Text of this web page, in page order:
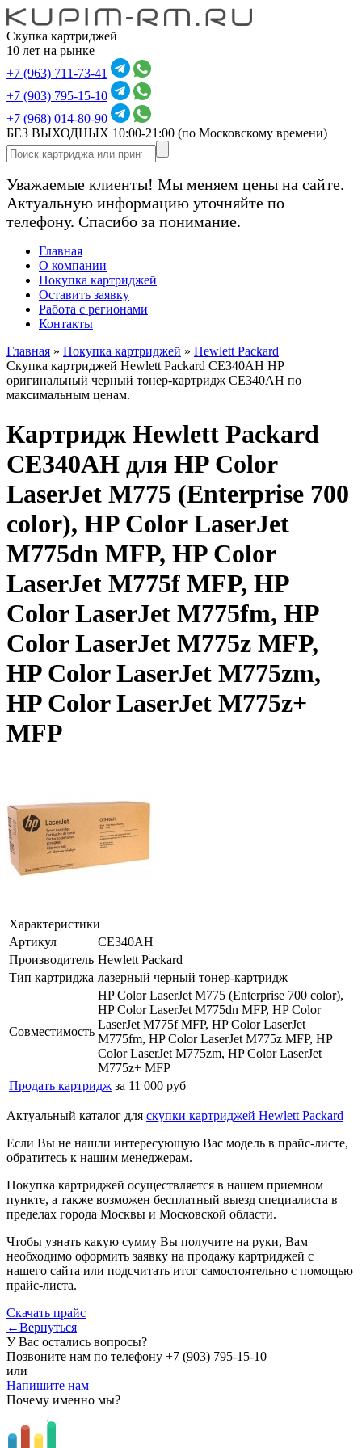
Скупка картриджей
10 лет на рынке
+7 (963) 711-73-41
+7 (903) 795-15-10
+7 (968) 014-80-90
БЕЗ ВЫХОДНЫХ 10:00-21:00 (по Московскому времени)
Уважаемые клиенты! Мы меняем цены на сайте.
Актуальную информацию уточняйте по
телефону. Спасибо за понимание.
Главная
О компании
Покупка картриджей
Оставить заявку
Работа с регионами
Контакты
Главная » Покупка картриджей » Hewlett Packard
Скупка картриджей Hewlett Packard CE340AH HP
оригинальный черный тонер-картридж CE340AH по
максимальным ценам.
Картридж Hewlett Packard
CE340AH для HP Color
LaserJet M775 (Enterprise 700
color), HP Color LaserJet
M775dn MFP, HP Color
LaserJet M775f MFP, HP
Color LaserJet M775fm, HP
Color LaserJet M775z MFP,
HP Color LaserJet M775zm,
HP Color LaserJet M775z+
MFP
Характеристики
Артикул
CE340AH
Производитель Hewlett Packard
Тип картриджа лазерный черный тонер-картридж
Совместимость
HP Color LaserJet M775 (Enterprise 700 color),
HP Color LaserJet M775dn MFP, HP Color
LaserJet M775f MFP, HP Color LaserJet
M775fm, HP Color LaserJet M775z MFP, HP
Color LaserJet M775zm, HP Color LaserJet
M775z+ MFP
Продать картридж за 11 000 руб
Актуальный каталог для скупки картриджей Hewlett Packard
Если Вы не нашли интересующую Вас модель в прайс-листе,
обратитесь к нашим менеджерам.
Покупка картриджей осуществляется в нашем приемном
пункте, а также возможен бесплатный выезд специалиста в
пределах города Москвы и Московской области.
Чтобы узнать какую сумму Вы получите на руки, Вам
необходимо оформить заявку на продажу картриджей с
нашего сайта или подсчитать итог самостоятельно с помощью
прайс-листа.
Скачать прайс
←Вернуться
У Вас остались вопросы?
Позвоните нам по телефону +7 (903) 795-15-10
или
Напишите нам
Почему именно мы?